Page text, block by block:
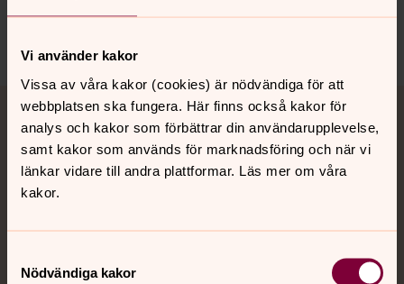
Vi använder kakor
Vissa av våra kakor (cookies) är nödvändiga för att
webbplatsen ska fungera. Här finns också kakor för
analys och kakor som förbättrar din användarupplevelse,
samt kakor som används för marknadsföring och när vi
länkar vidare till andra plattformar. Läs mer om våra
kakor.
Nödvändiga kakor
Tillbaka till toppen
Tillbaka till innehållet
Jourhavande präst
Akut samtals- och krisstöd. Prata eller chatta anonymt
med en präst på kvällar och nätter.